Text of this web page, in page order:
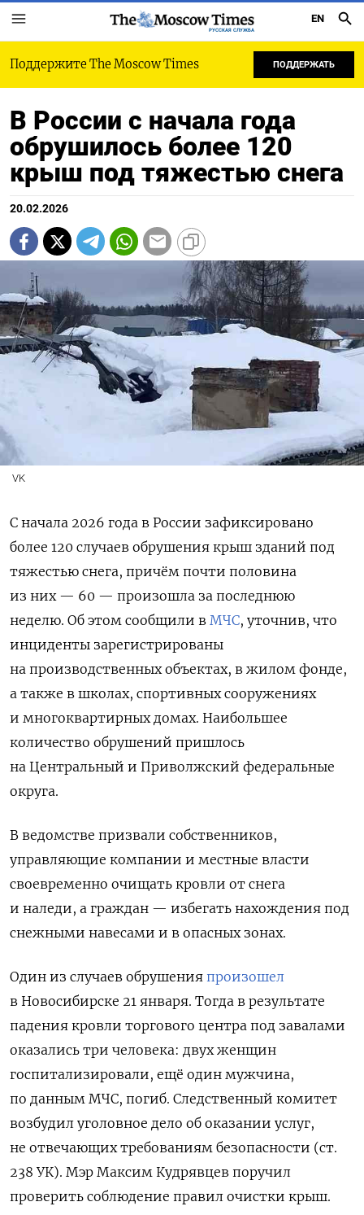
РУССКАЯ СЛУЖБА
EN
Поддержите The Moscow Times ПОДДЕРЖАТЬ
В России с начала года
обрушилось более 120
крыш под тяжестью снега
20.02.2026
VK
С начала 2026 года в России зафиксировано
более 120 случаев обрушения крыш зданий под
тяжестью снега, причём почти половина
из них — 60 — произошла за последнюю
неделю. Об этом сообщили в МЧС, уточнив, что
инциденты зарегистрированы
на производственных объектах, в жилом фонде,
а также в школах, спортивных сооружениях
и многоквартирных домах. Наибольшее
количество обрушений пришлось
на Центральный и Приволжский федеральные
округа.
В ведомстве призвали собственников,
управляющие компании и местные власти
своевременно очищать кровли от снега
и наледи, а граждан — избегать нахождения под
снежными навесами и в опасных зонах.
Один из случаев обрушения произошел
в Новосибирске 21 января. Тогда в результате
падения кровли торгового центра под завалами
оказались три человека: двух женщин
госпитализировали, ещё один мужчина,
по данным МЧС, погиб. Следственный комитет
возбудил уголовное дело об оказании услуг,
не отвечающих требованиям безопасности (ст.
238 УК). Мэр Максим Кудрявцев поручил
проверить соблюдение правил очистки крыш.